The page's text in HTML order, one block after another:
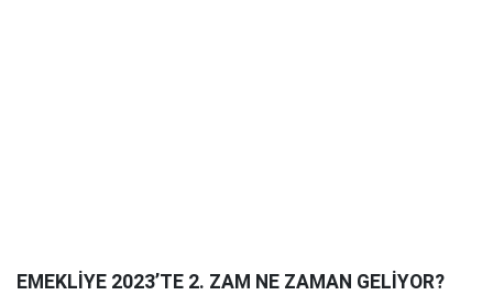
EMEKLİYE 2023’TE 2. ZAM NE ZAMAN GELİYOR?